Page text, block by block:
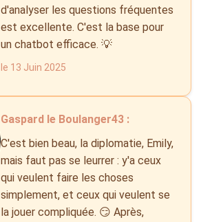
d'analyser les questions fréquentes
est excellente. C'est la base pour
un chatbot efficace. 💡
le 13 Juin 2025
Gaspard le Boulanger43 :
C'est bien beau, la diplomatie, Emily,
mais faut pas se leurrer : y'a ceux
qui veulent faire les choses
simplement, et ceux qui veulent se
la jouer compliquée. 😏 Après,